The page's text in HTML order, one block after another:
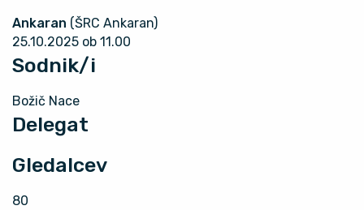
Ankaran (ŠRC Ankaran)
25.10.2025 ob 11.00
Sodnik/i
Božič Nace
Delegat
Gledalcev
80